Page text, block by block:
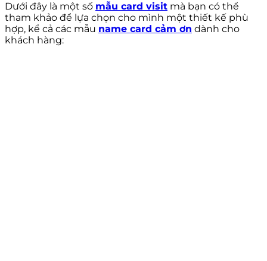
Dưới đây là một số mẫu card visit mà bạn có thể
tham khảo để lựa chọn cho mình một thiết kế phù
hợp, kể cả các mẫu name card cảm ơn dành cho
khách hàng: